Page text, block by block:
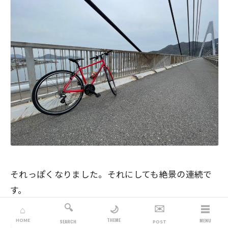
それっぽくなりました。それにしても絶景の連続で
す。
⌂
HOME
🔍
SEARCH
🌙
THEME
✉️
POST
☰
MENU